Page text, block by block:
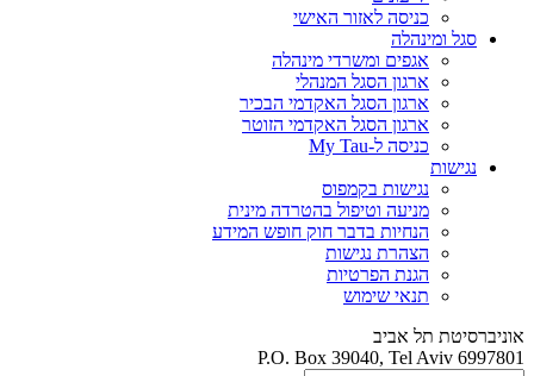
כניסה לאזור האישי
סגל ומינהלה
אגפים ומשרדי מינהלה
ארגון הסגל המנהלי
ארגון הסגל האקדמי הבכיר
ארגון הסגל האקדמי הזוטר
כניסה ל-My Tau
נגישות
נגישות בקמפוס
מניעה וטיפול בהטרדה מינית
הנחיות בדבר חוק חופש המידע
הצהרת נגישות
הגנת הפרטיות
תנאי שימוש
אוניברסיטת תל אביב
P.O. Box 39040, Tel Aviv 6997801